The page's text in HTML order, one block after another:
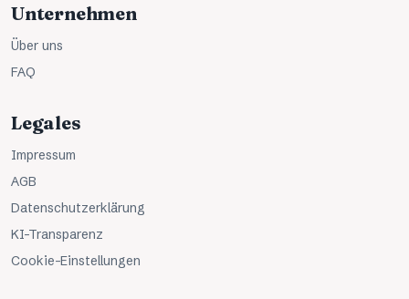
Unternehmen
Über uns
FAQ
Legales
Impressum
AGB
Datenschutzerklärung
KI-Transparenz
Cookie-Einstellungen